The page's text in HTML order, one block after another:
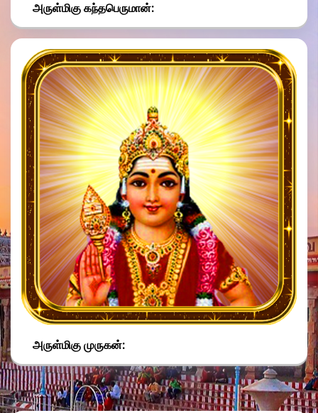
அருள்மிகு கந்தபெருமான்:
அருள்மிகு முருகன்: